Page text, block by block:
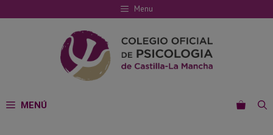
al
Menu
MENÚ